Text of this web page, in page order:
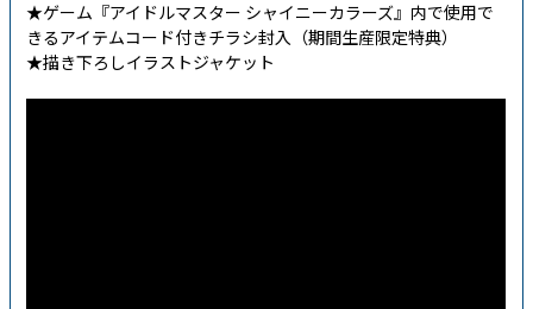
★ゲーム『アイドルマスター シャイニーカラーズ』内で使用で
きるアイテムコード付きチラシ封入（期間生産限定特典）
★描き下ろしイラストジャケット